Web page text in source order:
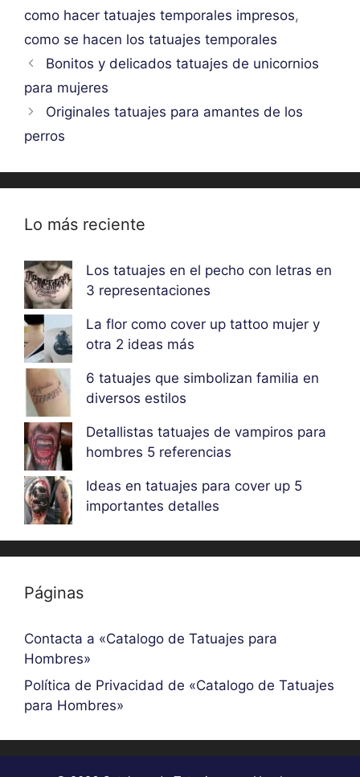
como hacer tatuajes temporales impresos,
como se hacen los tatuajes temporales
Bonitos y delicados tatuajes de unicornios
para mujeres
Originales tatuajes para amantes de los
perros
Lo más reciente
Los tatuajes en el pecho con letras en
3 representaciones
La flor como cover up tattoo mujer y
otra 2 ideas más
6 tatuajes que simbolizan familia en
diversos estilos
Detallistas tatuajes de vampiros para
hombres 5 referencias
Ideas en tatuajes para cover up 5
importantes detalles
Páginas
Contacta a «Catalogo de Tatuajes para
Hombres»
Política de Privacidad de «Catalogo de Tatuajes
para Hombres»